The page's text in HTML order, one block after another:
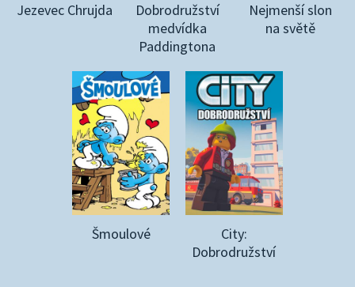
Jezevec Chrujda
Dobrodružství
medvídka
Paddingtona
Nejmenší slon
na světě
Šmoulové
City:
Dobrodružství